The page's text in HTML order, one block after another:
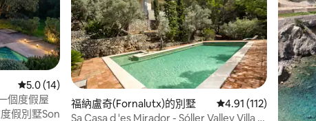
從 14 則評價中獲得 5.0 的平均評分（滿分 5 分）
5.0 (14)
個度假屋
假別墅Son
福納盧奇(Fornalutx)的別墅 從 112 則評價中獲得
4.91 (112)
Sa Casa d 'es Mirador - Sóller Valley Villa -